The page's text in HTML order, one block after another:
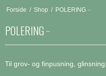
Forside / Shop / POLERING ··
POLERING ··
Til grov- og finpusning,